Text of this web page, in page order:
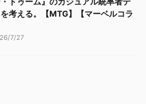
考える。【MTG】【マーベルコラ
7/27